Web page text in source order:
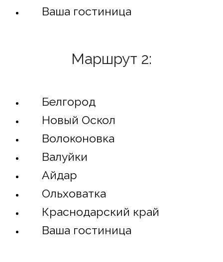
Ваша гостиница
Маршрут 2:
Белгород
Новый Оскол
Волоконовка
Валуйки
Айдар
Ольховатка
Краснодарский край
Ваша гостиница